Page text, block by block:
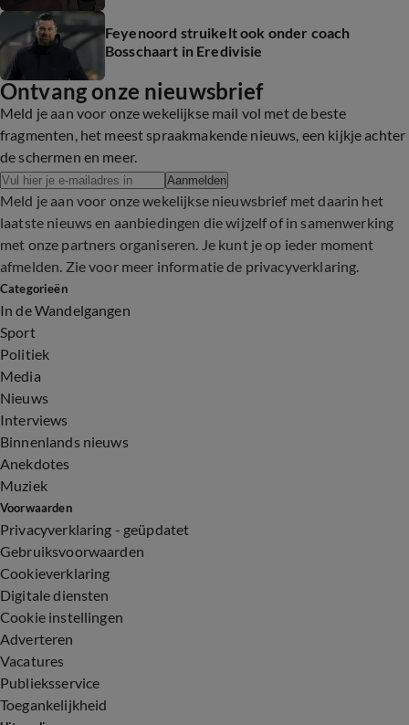
Feyenoord struikelt ook onder coach
Bosschaart in Eredivisie
Ontvang onze nieuwsbrief
Meld je aan voor onze wekelijkse mail vol met de beste
fragmenten, het meest spraakmakende nieuws, een kijkje achter
de schermen en meer.
Aanmelden
Meld je aan voor onze wekelijkse nieuwsbrief met daarin het
laatste nieuws en aanbiedingen die wijzelf of in samenwerking
met onze partners organiseren. Je kunt je op ieder moment
afmelden. Zie voor meer informatie de privacyverklaring.
Categorieën
In de Wandelgangen
Sport
Politiek
Media
Nieuws
Interviews
Binnenlands nieuws
Anekdotes
Muziek
Voorwaarden
Privacyverklaring - geüpdatet
Gebruiksvoorwaarden
Cookieverklaring
Digitale diensten
Cookie instellingen
Adverteren
Vacatures
Publieksservice
Toegankelijkheid